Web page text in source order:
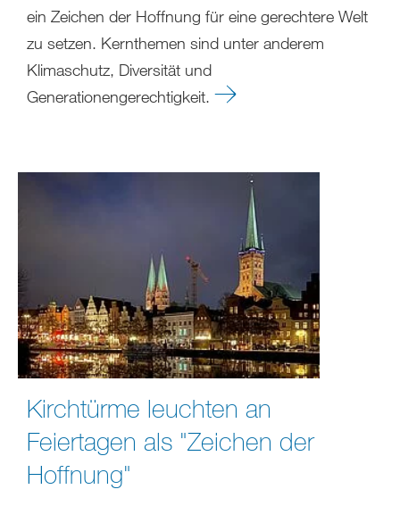
ein Zeichen der Hoffnung für eine gerechtere Welt
zu setzen. Kernthemen sind unter anderem
Klimaschutz, Diversität und
Generationengerechtigkeit.
Kirchtürme leuchten an
Feiertagen als "Zeichen der
Hoffnung"